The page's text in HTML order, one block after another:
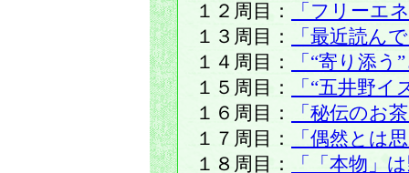
１２周目：
「フリーエ
１３周目：
「最近読ん
１４周目：
「“寄り添
１５周目：
「“五井野
１６周目：
「秘伝のお
１７周目：
「偶然とは
１８周目：
「「本物」